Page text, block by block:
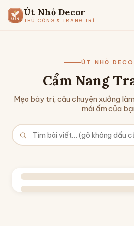
Út Nhỏ Decor
THỦ CÔNG & TRANG TRÍ
ÚT NHỎ
Cẩm Nang
Mẹo bày trí, câu chuyện xưởng
mái ấm của